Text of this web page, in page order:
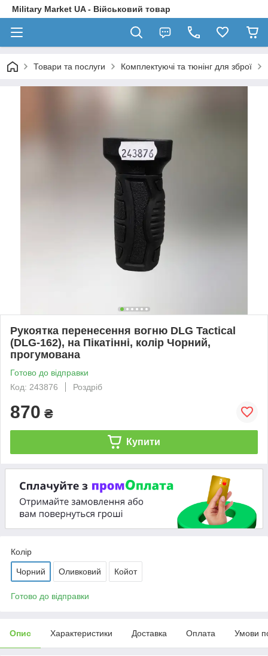
Military Market UA - Військовий товар
Товари та послуги Комплектуючі та тюнінг для зброї
Рукоятка перенесення вогню DLG Tactical
(DLG-162), на Пікатінні, колір Чорний,
прогумована
Готово до відправки
Код: 243876
Роздріб
870 ₴
Купити
Колір
Чорний Оливковий Койот
Готово до відправки
Опис Характеристики Доставка Оплата Умови